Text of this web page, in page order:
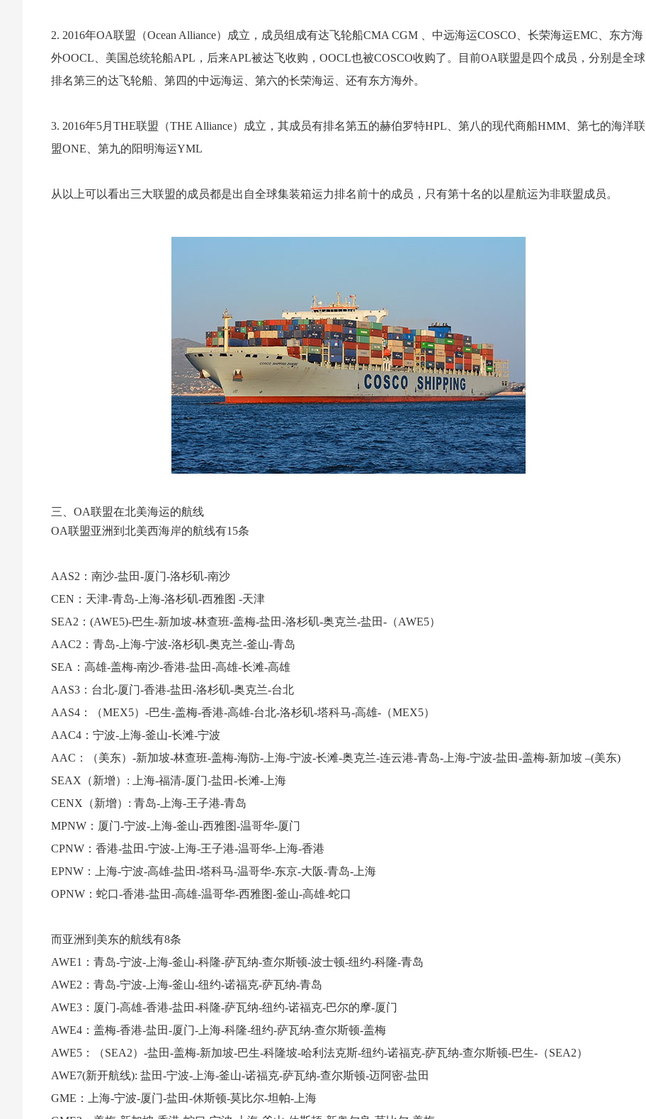
2. 2016年OA联盟（Ocean Alliance）成立，成员组成有达飞轮船CMA CGM 、中远海运COSCO、长荣海运EMC、东方海
外OOCL、美国总统轮船APL，后来APL被达飞收购，OOCL也被COSCO收购了。目前OA联盟是四个成员，分别是全球
排名第三的达飞轮船、第四的中远海运、第六的长荣海运、还有东方海外。
3. 2016年5月THE联盟（THE Alliance）成立，其成员有排名第五的赫伯罗特HPL、第八的现代商船HMM、第七的海洋联
盟ONE、第九的阳明海运YML
从以上可以看出三大联盟的成员都是出自全球集装箱运力排名前十的成员，只有第十名的以星航运为非联盟成员。
三、OA联盟在北美海运的航线
OA联盟亚洲到北美西海岸的航线有15条
AAS2：南沙-盐田-厦门-洛杉矶-南沙
CEN：天津-青岛-上海-洛杉矶-西雅图 -天津
SEA2：(AWE5)-巴生-新加坡-林查班-盖梅-盐田-洛杉矶-奥克兰-盐田-（AWE5）
AAC2：青岛-上海-宁波-洛杉矶-奥克兰-釜山-青岛
SEA：高雄-盖梅-南沙-香港-盐田-高雄-长滩-高雄
AAS3：台北-厦门-香港-盐田-洛杉矶-奥克兰-台北
AAS4：（MEX5）-巴生-盖梅-香港-高雄-台北-洛杉矶-塔科马-高雄-（MEX5）
AAC4：宁波-上海-釜山-长滩-宁波
AAC：（美东）-新加坡-林查班-盖梅-海防-上海-宁波-长滩-奥克兰-连云港-青岛-上海-宁波-盐田-盖梅-新加坡 –(美东)
SEAX（新增）: 上海-福清-厦门-盐田-长滩-上海
CENX（新增）: 青岛-上海-王子港-青岛
MPNW：厦门-宁波-上海-釜山-西雅图-温哥华-厦门
CPNW：香港-盐田-宁波-上海-王子港-温哥华-上海-香港
EPNW：上海-宁波-高雄-盐田-塔科马-温哥华-东京-大阪-青岛-上海
OPNW：蛇口-香港-盐田-高雄-温哥华-西雅图-釜山-高雄-蛇口
而亚洲到美东的航线有8条
AWE1：青岛-宁波-上海-釜山-科隆-萨瓦纳-查尔斯顿-波士顿-纽约-科隆-青岛
AWE2：青岛-宁波-上海-釜山-纽约-诺福克-萨瓦纳-青岛
AWE3：厦门-高雄-香港-盐田-科隆-萨瓦纳-纽约-诺福克-巴尔的摩-厦门
AWE4：盖梅-香港-盐田-厦门-上海-科隆-纽约-萨瓦纳-查尔斯顿-盖梅
AWE5：（SEA2）-盐田-盖梅-新加坡-巴生-科隆坡-哈利法克斯-纽约-诺福克-萨瓦纳-查尔斯顿-巴生-（SEA2）
AWE7(新开航线): 盐田-宁波-上海-釜山-诺福克-萨瓦纳-查尔斯顿-迈阿密-盐田
GME：上海-宁波-厦门-盐田-休斯顿-莫比尔-坦帕-上海